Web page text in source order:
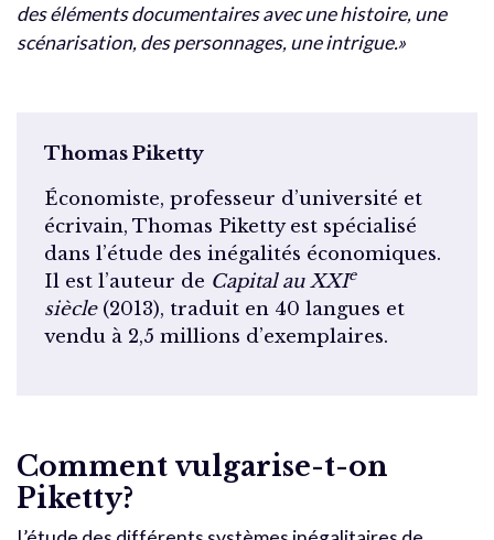
des éléments documentaires avec une histoire, une
scénarisation, des personnages, une intrigue.»
Thomas Piketty
Économiste, professeur d’université et
écrivain, Thomas Piketty est spécialisé
dans l’étude des inégalités économiques.
Il est l’auteur de Capital au XXIe
siècle(2013), traduit en 40 langues et
vendu à 2,5 millions d’exemplaires.
Comment vulgarise-t-on
Piketty?